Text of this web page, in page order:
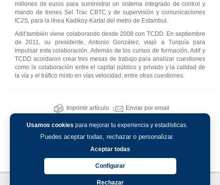
Usamos cookies para mejorar tu experiencia y estadísticas.
Puedes aceptar todas, rechazar o personalizar.
Aceptar todas
Configurar
Rechazar
millones de euros para suministrar un sistema integrado de control y
mando de trenes Sel Trac CBTC y de supervisión y comunicaciones
IC2S, para la línea Kadikoy-Kartal del metro de Estambul.
Adif también viene colaborando desde 2008 con TCDD. En septiembre
de 2011, su presidente, Antonio González, viajó a Turquía para
impulsar esta colaboración. Además de los cursos de formación, Adif y
TCDD acordaron crear tres mesas de trabajo para analizar cuestiones
como la colaboración entre el capital público y privado y la calidad de
la vía y el tráfico mixto en vías velocidad, entre otras cuestiones.
Imprimir artículo Enviar por email